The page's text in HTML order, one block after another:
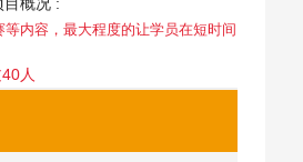
内容，最大程度的让学员在短时间
人